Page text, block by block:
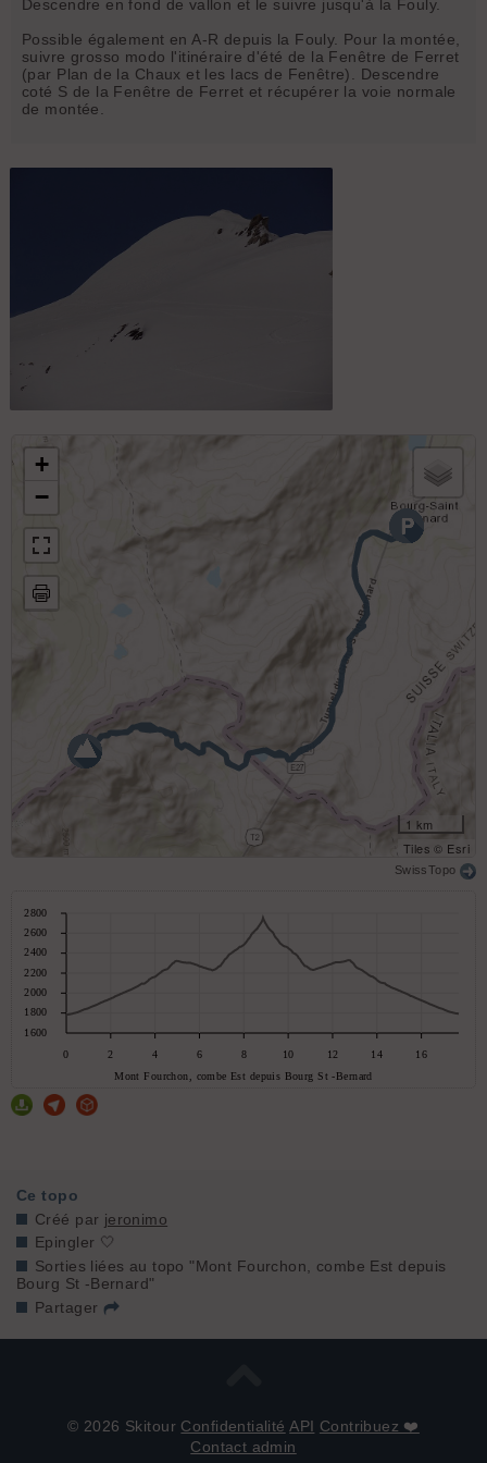
Descendre en fond de vallon et le suivre jusqu'à la Fouly.
Possible également en A-R depuis la Fouly. Pour la montée,
suivre grosso modo l'itinéraire d'été de la Fenêtre de Ferret
(par Plan de la Chaux et les lacs de Fenêtre). Descendre
coté S de la Fenêtre de Ferret et récupérer la voie normale
de montée.
+
−
1 km
Tiles © Esri
SwissTopo
Ce topo
Créé par jeronimo
Epingler 🤍
Sorties liées au topo "Mont Fourchon, combe Est depuis
Bourg St -Bernard"
Partager
© 2026 Skitour Confidentialité API Contribuez ❤️
Contact admin